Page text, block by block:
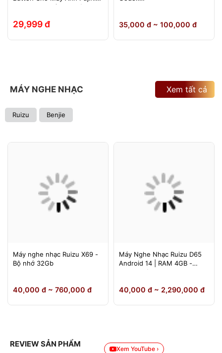
Leica Contax (Ren Xoáy)
29,999 đ
860III, Yongnuo 560II/565EX,
35,000 đ ~ 100,000 đ
MÁY NGHE NHẠC
Ruizu Benjie
Xem tất cả
Máy nghe nhạc Ruizu X69 -
Bộ nhớ 32Gb
40,000 đ ~ 760,000 đ
Máy Nghe Nhạc Ruizu D65
Android 14 | RAM 4GB -
64GB Chính Hãng
40,000 đ ~ 2,290,000 đ
REVIEW SẢN PHẨM
Xem YouTube ›